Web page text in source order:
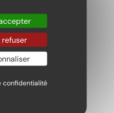
and cream
€
refuser
confidentialité